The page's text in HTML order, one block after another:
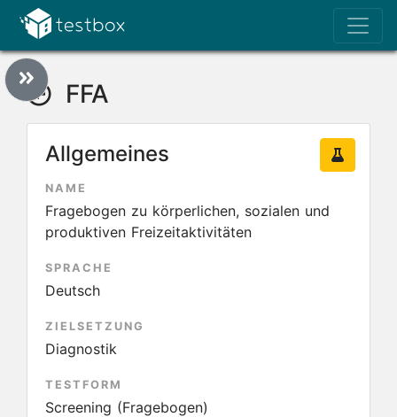
FFA
Allgemeines
NAME
Fragebogen zu körperlichen, sozialen und
produktiven Freizeitaktivitäten
SPRACHE
Deutsch
ZIELSETZUNG
Diagnostik
TESTFORM
Screening (Fragebogen)